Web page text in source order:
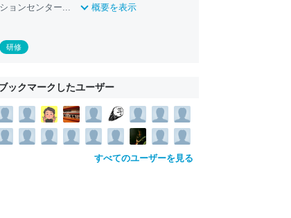
ションセンター...
概要を表示
研修
ックマークしたユーザー
すべてのユーザーを見る